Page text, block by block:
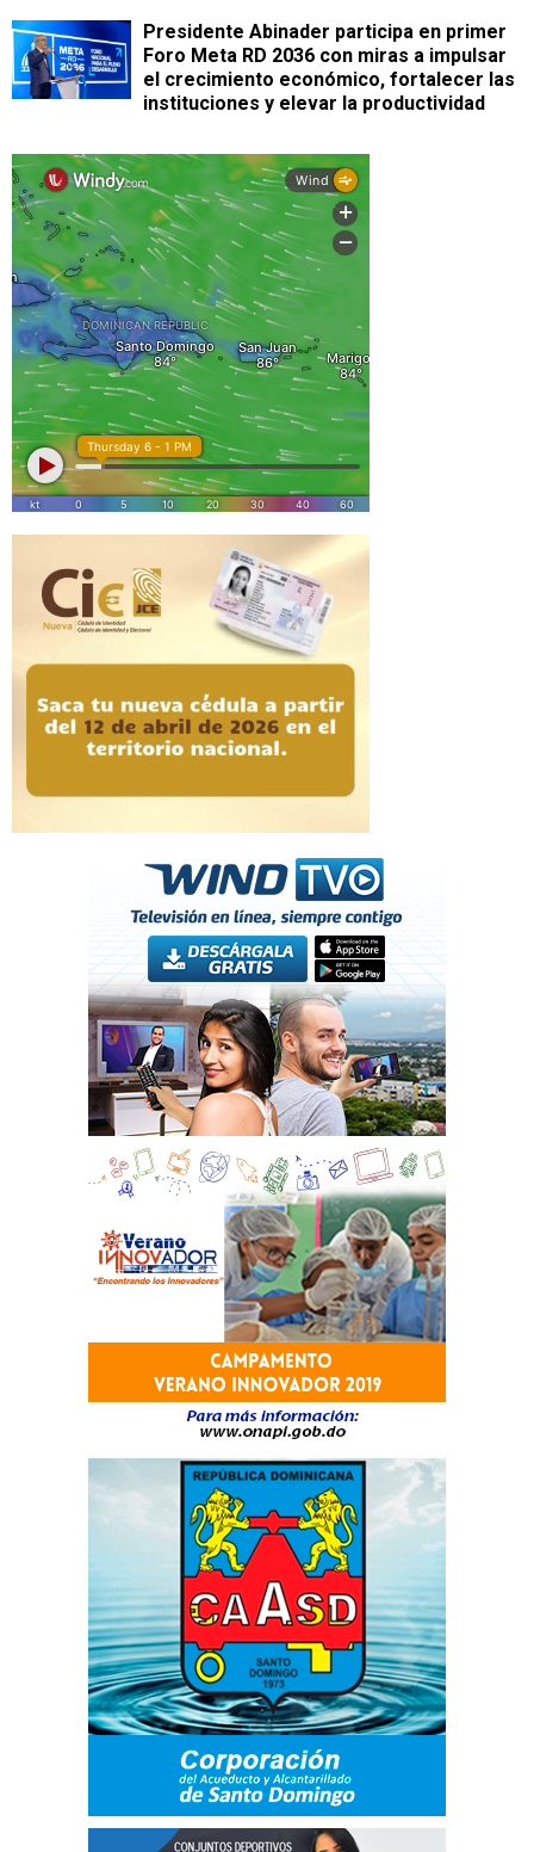
Presidente Abinader participa en primer
Foro Meta RD 2036 con miras a impulsar
el crecimiento económico, fortalecer las
instituciones y elevar la productividad